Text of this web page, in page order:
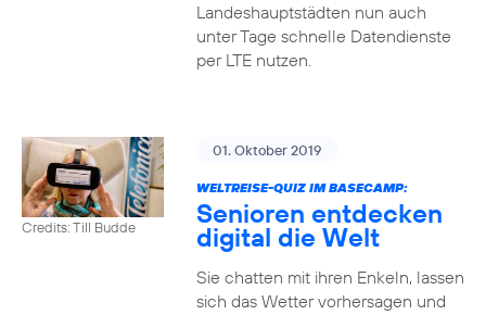
Landeshauptstädten nun auch
unter Tage schnelle Datendienste
per LTE nutzen.
Credits: Till Budde
01. Oktober 2019
WELTREISE-QUIZ IM BASECAMP:
Senioren entdecken
digital die Welt
Sie chatten mit ihren Enkeln, lassen
sich das Wetter vorhersagen und